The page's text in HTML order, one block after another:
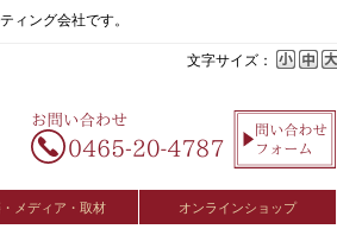
ィング会社です。
文字サイズ：
メディア・取材 オンラインショップ